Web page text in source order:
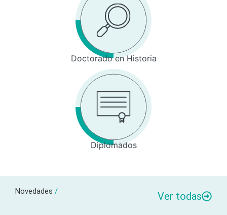
Doctorado en Historia
Diplomados
Novedades / Ver todas